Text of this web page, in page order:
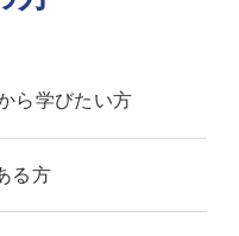
ら学びたい方
る方